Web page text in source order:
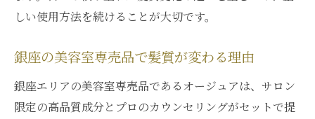
しい使用方法を続けることが大切です。
銀座の美容室専売品で髪質が変わる理由
銀座エリアの美容室専売品であるオージュアは、サロン
限定の高品質成分とプロのカウンセリングがセットで提